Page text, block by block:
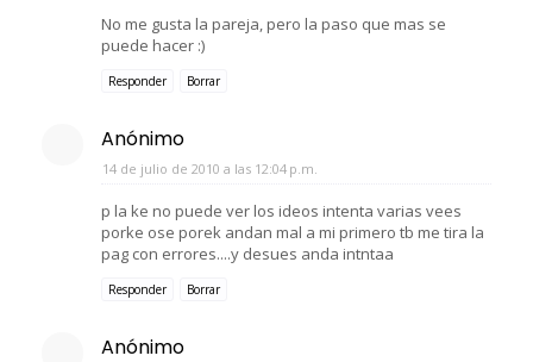
No me gusta la pareja, pero la paso que mas se
puede hacer :)
Responder Borrar
Anónimo
14 de julio de 2010 a las 12:04 p.m.
p la ke no puede ver los ideos intenta varias vees
porke ose porek andan mal a mi primero tb me tira la
pag con errores....y desues anda intntaa
Responder Borrar
Anónimo